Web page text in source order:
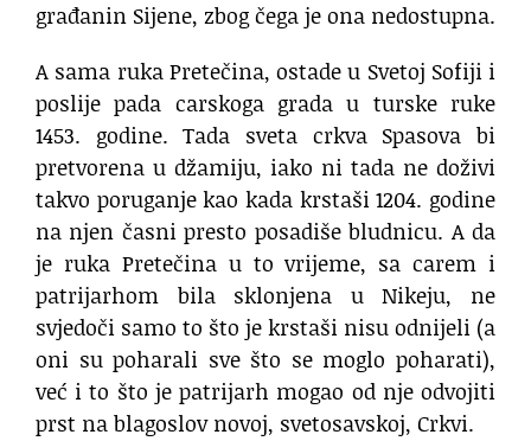
građanin Sijene, zbog čega je ona nedostupna.
A sama ruka Pretečina, ostade u Svetoj Sofiji i
poslije pada carskoga grada u turske ruke
1453. godine. Tada sveta crkva Spasova bi
pretvorena u džamiju, iako ni tada ne doživi
takvo poruganje kao kada krstaši 1204. godine
na njen časni presto posadiše bludnicu. A da
je ruka Pretečina u to vrijeme, sa carem i
patrijarhom bila sklonjena u Nikeju, ne
svjedoči samo to što je krstaši nisu odnijeli (a
oni su poharali sve što se moglo poharati),
već i to što je patrijarh mogao od nje odvojiti
prst na blagoslov novoj, svetosavskoj, Crkvi.